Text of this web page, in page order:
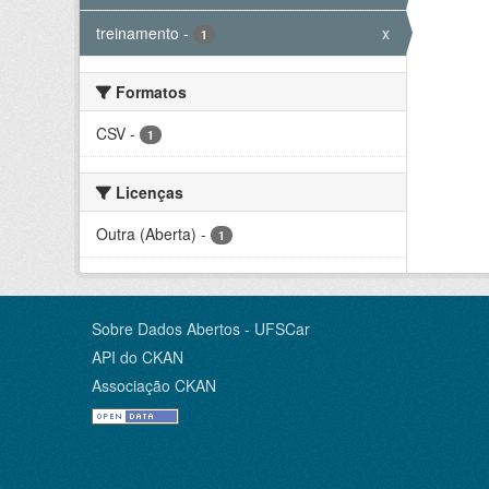
treinamento - 1 x
Formatos
CSV - 1
Licenças
Outra (Aberta) - 1
Sobre Dados Abertos - UFSCar
API do CKAN
Associação CKAN